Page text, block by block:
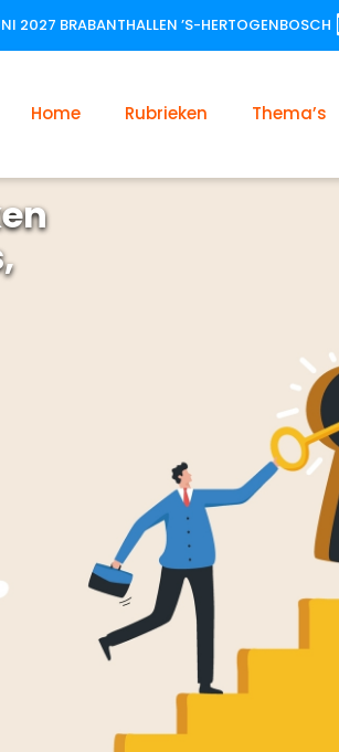
2027 BRABANTHALLEN ’S-HERTOGENBOSCH
Home Rubrieken Thema’s